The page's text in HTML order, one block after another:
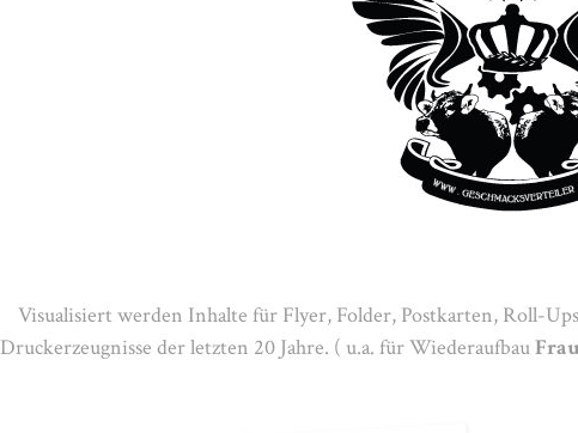
Visualisiert werden Inhalte für Flyer, Folder, Postkarten, Roll-
Druckerzeugnisse der letzten 20 Jahre. ( u.a. für Wiederaufbau